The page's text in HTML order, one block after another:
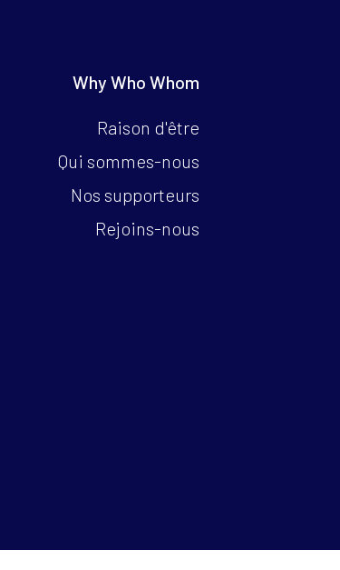
Why Who Whom
Raison d'être
Qui sommes-nous
Nos supporteurs
Rejoins-nous